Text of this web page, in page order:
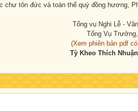
chư tôn đức và toàn thể quý đồng hương,
Tổng vụ Nghi Lễ -
Tổng Vụ Trưởng,
(Xem phiên bản pdf
Tỳ Kheo Thích